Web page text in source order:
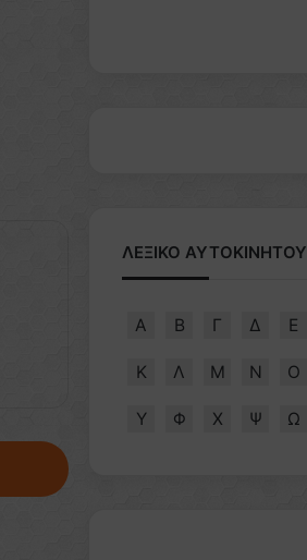
ΛΕΞΙΚΟ ΑΥΤΟΚΙΝΗΤΟΥ
Α Β Γ Δ Ε
Κ Λ Μ Ν Ο
Υ Φ Χ Ψ Ω